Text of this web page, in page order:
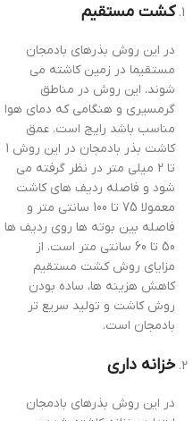
کشت مستقیم
در این روش بذرهای بادمجان
مستقیما در زمین کاشته می
شوند. این روش در مناطق
گرمسیری و هنگامی که دمای هوا
مناسب باشد رایج است. عمق
کاشت بذر بادمجان در این روش 1
تا 2 میلی متر در نظر گرفته می
شود و فاصله ردیف های کاشت
معمولا 75 تا 100 سانتی متر و
فاصله بین بوته ها روی ردیف ها
50 تا 60 سانتی متر است. از
مزایای روش کشت مستقیم
کاهش هزینه ها، ساده بودن
روش کاشت و تولید سریع تر
بادمجان است.
خزانه داری
در این روش بذرهای بادمجان